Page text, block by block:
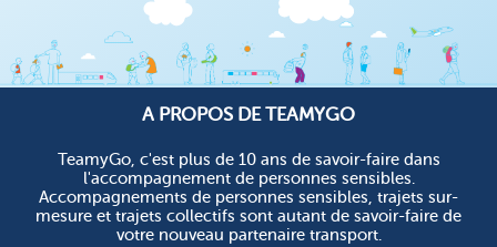
A PROPOS DE TEAMYGO
TeamyGo, c'est plus de 10 ans de savoir-faire dans
l'accompagnement de personnes sensibles.
Accompagnements de personnes sensibles, trajets sur-
mesure et trajets collectifs sont autant de savoir-faire de
votre nouveau partenaire transport.